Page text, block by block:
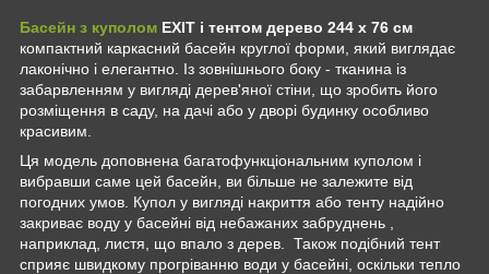
Басейн з куполом EXIT і тентом дерево 244 х 76 см
компактний каркасний басейн круглої форми, який виглядає
лаконічно і елегантно. Із зовнішнього боку - тканина із
забарвленням у вигляді дерев'яної стіни, що зробить його
розміщення в саду, на дачі або у дворі будинку особливо
красивим.
Ця модель доповнена багатофункціональним куполом і
вибравши саме цей басейн, ви більше не залежите від
погодних умов. Купол у вигляді накриття або тенту надійно
закриває воду у басейні від небажаних забруднень ,
наприклад, листя, що впало з дерев. Також подібний тент
сприяє швидкому прогріванню води у басейні, оскільки тепло